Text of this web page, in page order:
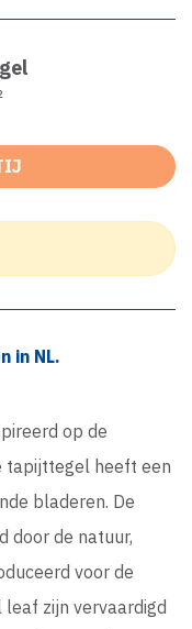
in NL.
op de
tapijttegel heeft een
bladeren. De
door de natuur,
voor de
zijn vervaardigd